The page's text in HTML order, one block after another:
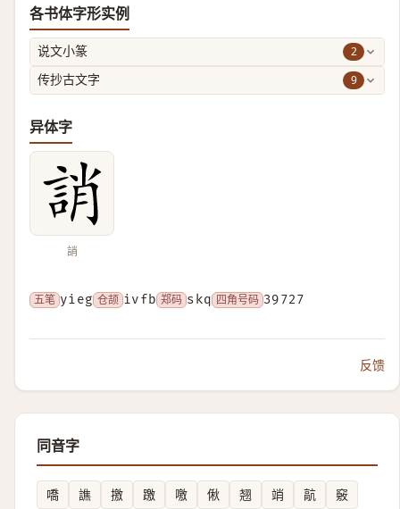
各书体字形实例
说文小篆 2
传抄古文字 9
异体字
誚
五笔 yieg 仓颉 ivfb 郑码 skq 四角号码 39727
反馈
同音字
嘺 譙 撽 躈 噭 偢 翘 䇌 髚
竅